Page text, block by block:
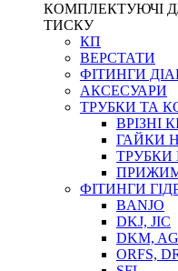
КОМПЛЕКТУЮЧІ
ТИСКУ
КП
ВЕРСТАТИ
ФІТИНГИ
АКСЕСУАРИ
ТРУБКИ ТА
ВРІЗНІ
ГАЙКИ
ТРУБКИ
ФІТИНГИ
BANJO
DKJ, JIC
DKM,
ORFS,